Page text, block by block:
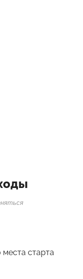
места старта